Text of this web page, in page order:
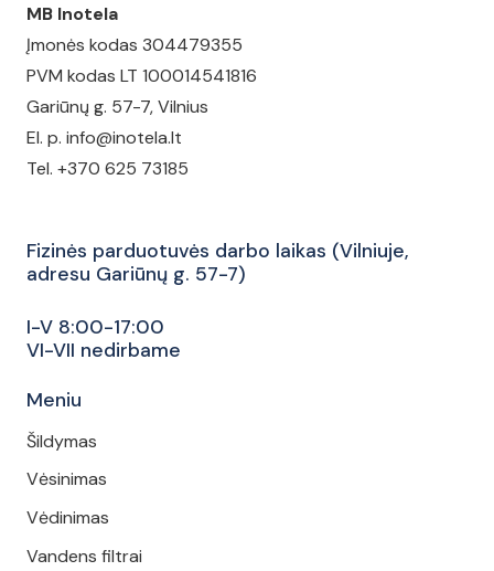
MB Inotela
Įmonės kodas 304479355
PVM kodas LT 100014541816
Gariūnų g. 57-7, Vilnius
El. p. info@inotela.lt
Tel. +370 625 73185
Fizinės parduotuvės darbo laikas (Vilniuje,
adresu Gariūnų g. 57-7)
I-V 8:00-17:00
VI-VII nedirbame
Meniu
Šildymas
Vėsinimas
Vėdinimas
Vandens filtrai